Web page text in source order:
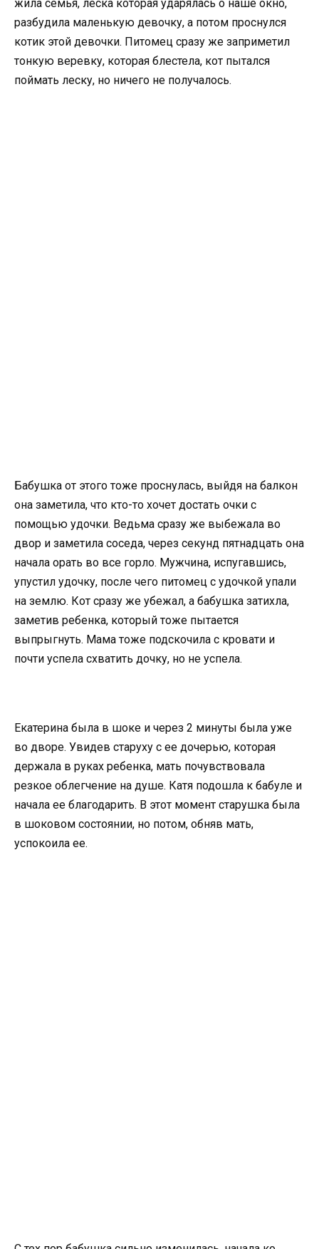
жила семья, леска которая ударялась о наше окно,
разбудила маленькую девочку, а потом проснулся
котик этой девочки. Питомец сразу же заприметил
тонкую веревку, которая блестела, кот пытался
поймать леску, но ничего не получалось.
Бабушка от этого тоже проснулась, выйдя на балкон
она заметила, что кто-то хочет достать очки с
помощью удочки. Ведьма сразу же выбежала во
двор и заметила соседа, через секунд пятнадцать она
начала орать во все горло. Мужчина, испугавшись,
упустил удочку, после чего питомец с удочкой упали
на землю. Кот сразу же убежал, а бабушка затихла,
заметив ребенка, который тоже пытается
выпрыгнуть. Мама тоже подскочила с кровати и
почти успела схватить дочку, но не успела.
Екатерина была в шоке и через 2 минуты была уже
во дворе. Увидев старуху с ее дочерью, которая
держала в руках ребенка, мать почувствовала
резкое облегчение на душе. Катя подошла к бабуле и
начала ее благодарить. В этот момент старушка была
в шоковом состоянии, но потом, обняв мать,
успокоила ее.